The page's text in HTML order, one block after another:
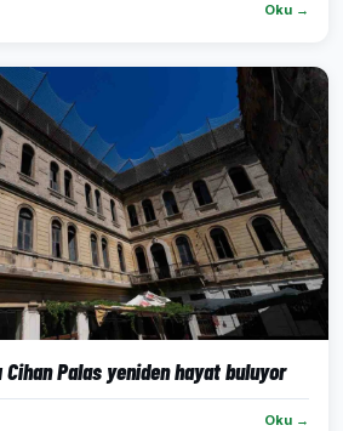
Oku →
Cihan Palas yeniden hayat buluyor
Oku →